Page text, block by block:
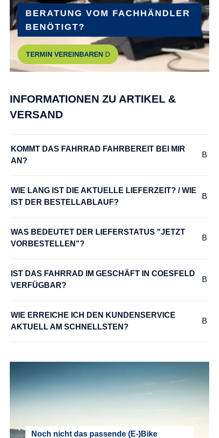
Riese & Müller, Cargo-Frontgepäckträger
GEWICHT :
ca. 35 kg
Hermans Grips Line
olive/black matt
Novatec Boost, Disc, OR, 36H
KURBELGARNITUR :
Samox, 165 mm
LADEGERÄT :
Bosch 2A Charger
LENKER :
MODELLJAHR :
MOTOR :
BERATUNG VOM FACHHÄNDLER
BENÖTIGT?
TERMIN VEREINBAREN
INFORMATIONEN ZU ARTIKEL &
VERSAND
KOMMT DAS FAHRRAD FAHRBEREIT BEI MIR
AN?
WIE LANG IST DIE AKTUELLE LIEFERZEIT? / WIE
IST DER BESTELLABLAUF?
WAS BEDEUTET DER LIEFERSTATUS "JETZT
VORBESTELLEN"?
IST DAS FAHRRAD IM GESCHÄFT IN COESFELD
VERFÜGBAR?
WIE ERREICHE ICH DEN KUNDENSERVICE
AKTUELL AM SCHNELLSTEN?
Noch nicht das passende (E-)Bike